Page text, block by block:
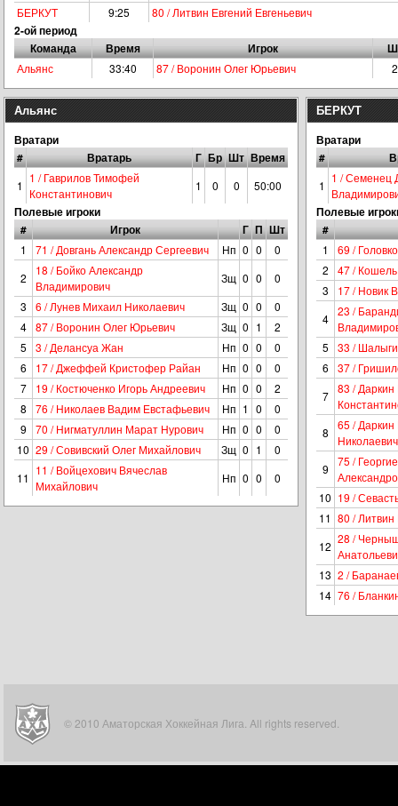
БЕРКУТ
9:25 80 / Литвин Евгений Евгеньевич
2-ой период
Команда
Время Игрок
Альянс 33:40 87 / Воронин Олег Юрьевич
Альянс
Вратари
#
Вратарь Г Бр Шт Время
1
1 / Гаврилов Тимофей
Константинович
1 0 0 50:00
Полевые игроки
#
Игрок Г П Шт
1 71 / Довгань Александр Сергеевич Нп 0 0
0
2
18 / Бойко Александр
Владимирович
Зщ 0 0
0
3
6 / Лунев Михаил Николаевич Зщ 0 0
0
4
87 / Воронин Олег Юрьевич Зщ 0 1
2
5
3 / Делансуа Жан Нп 0 0
0
6
17 / Джеффей Кристофер Райан Нп 0 0
0
7
19 / Костюченко Игорь Андреевич Нп 0 0
2
8
76 / Николаев Вадим Евстафьевич Нп 1 0
0
9
70 / Нигматуллин Марат Нурович Нп 0 0
0
10 29 / Совивский Олег Михайлович Зщ 0 1
0
11
11 / Войцехович Вячеслав
Михайлович
Нп 0 0 0
БЕРКУТ
Вратари
#
1
1 / Семенец
Полевые
#
1
69 /
2
47 /
3
17 / Новик
4
23 /
5
33 /
6
37 /
7
83 /
8
65 / Даркин
Николаевич
9
75 /
10 19 /
11 80 / Литвин
12
28 /
13 2 /
14 76 /
© 2010 Аматорская Хоккейная Лига. All rights reserved.